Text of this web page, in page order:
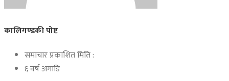
कालिगण्डकी पोष्ट
समाचार प्रकाशित मिति :
६ वर्ष अगाडि